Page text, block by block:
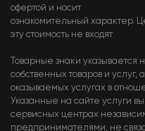
офертой и носит
ознакомительный характер.
эту стоимость не входят
Товарные знаки указывается
собственных товаров и
оказываемых услугах в
Указанные на сайте услуги
сервисных центрах
предпринимателями, не